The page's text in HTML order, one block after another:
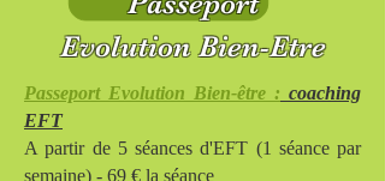
Evolution Bien-Etre
Passeport Evolution Bien-être : coaching
EFT
A partir de 5 séances d'EFT (1 séance par
semaine) - 69 € la séance